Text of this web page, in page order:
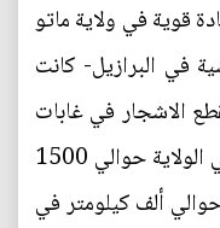
قوية في ولاية ماتو
في البرازيل- كانت
الاشجار في غابات
الامازون. وأزال اصحاب الاراضي في الولاية حوالي 1500
ألف كيلومتر في